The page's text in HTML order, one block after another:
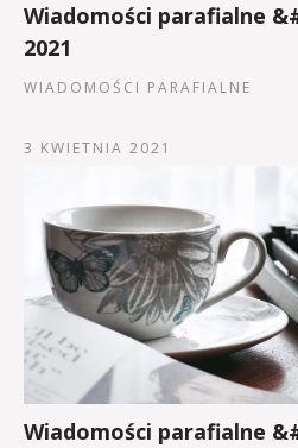
Wiadomości parafialne
2021
WIADOMOŚCI PARAFIALNE
3 KWIETNIA 2021
Wiadomości parafialne